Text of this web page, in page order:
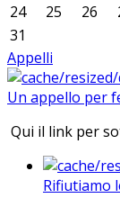
24
25 26
31
Appelli
Un appello per
Qui il link per
Rifiutiamo